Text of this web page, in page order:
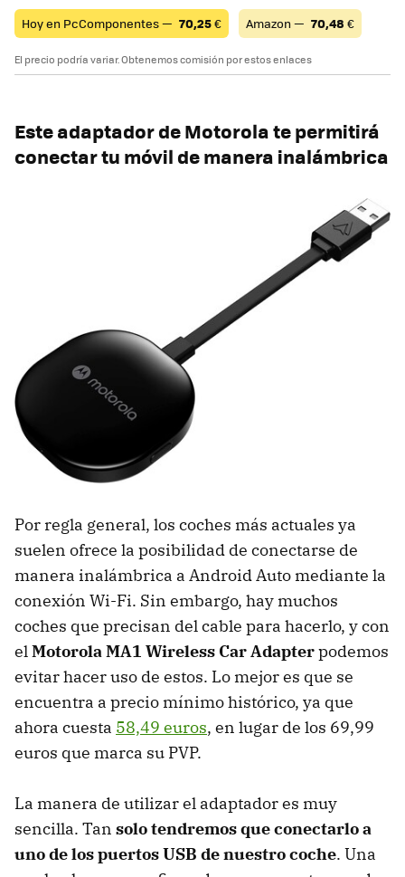
Hoy en PcComponentes — 70,25€ Amazon — 70,48 €
El precio podría variar. Obtenemos comisión por estos enlaces
Este adaptador de Motorola te permitirá
conectar tu móvil de manera inalámbrica
Por regla general, los coches más actuales ya
suelen ofrece la posibilidad de conectarse de
manera inalámbrica a Android Auto mediante la
conexión Wi-Fi. Sin embargo, hay muchos
coches que precisan del cable para hacerlo, y con
elMotorola MA1 Wireless Car Adapterpodemos
evitar hacer uso de estos. Lo mejor es que se
encuentra a precio mínimo histórico, ya que
ahora cuesta 58,49 euros, en lugar de los 69,99
euros que marca su PVP.
La manera de utilizar el adaptador es muy
sencilla. Tan solo tendremos que conectarlo a
uno de los puertos USB de nuestro coche. Una